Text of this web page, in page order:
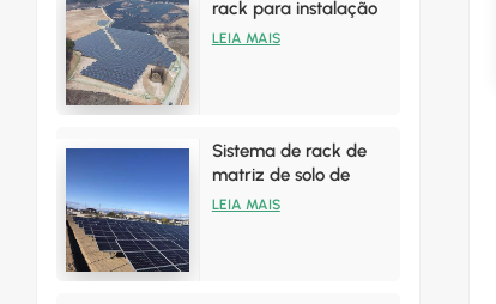
rack para instalação
solar terrestre de
LEIA MAIS
Sistema de rack de
matriz de solo de
painéis solares de
LEIA MAIS